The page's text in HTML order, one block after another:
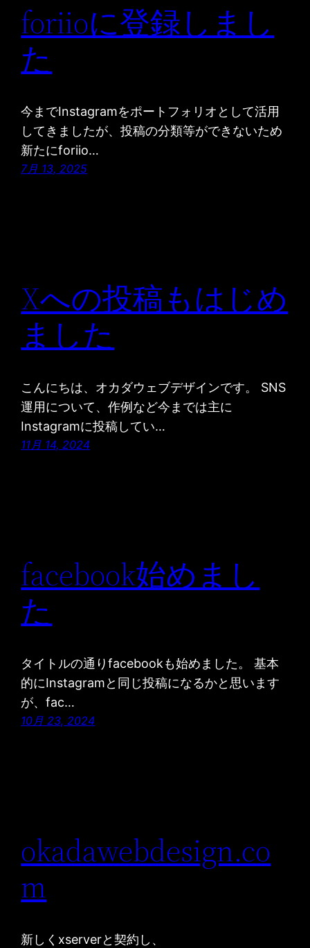
foriioに登録しまし
た
今までInstagramをポートフォリオとして活用
してきましたが、投稿の分類等ができないため
新たにforiio…
7月 13, 2025
Xへの投稿もはじめ
ました
こんにちは、オカダウェブデザインです。 SNS
運用について、作例など今までは主に
Instagramに投稿してい…
11月 14, 2024
facebook始めまし
た
タイトルの通りfacebookも始めました。 基本
的にInstagramと同じ投稿になるかと思います
が、fac…
10月 23, 2024
okadawebdesign.co
m
新しくxserverと契約し、